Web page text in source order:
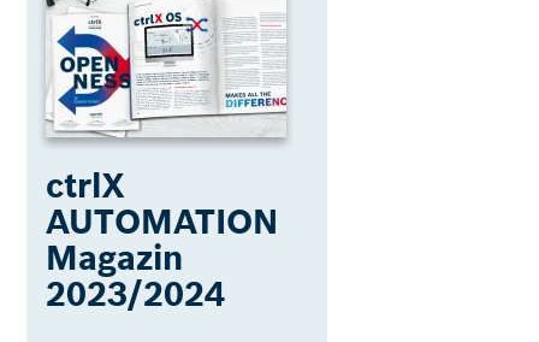
ctrlX
AUTOMATION
Magazin
2023/2024